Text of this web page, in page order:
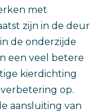
met
zijn in de deur
de onderzijde
een veel betere
kierdichting
op.
aansluiting van